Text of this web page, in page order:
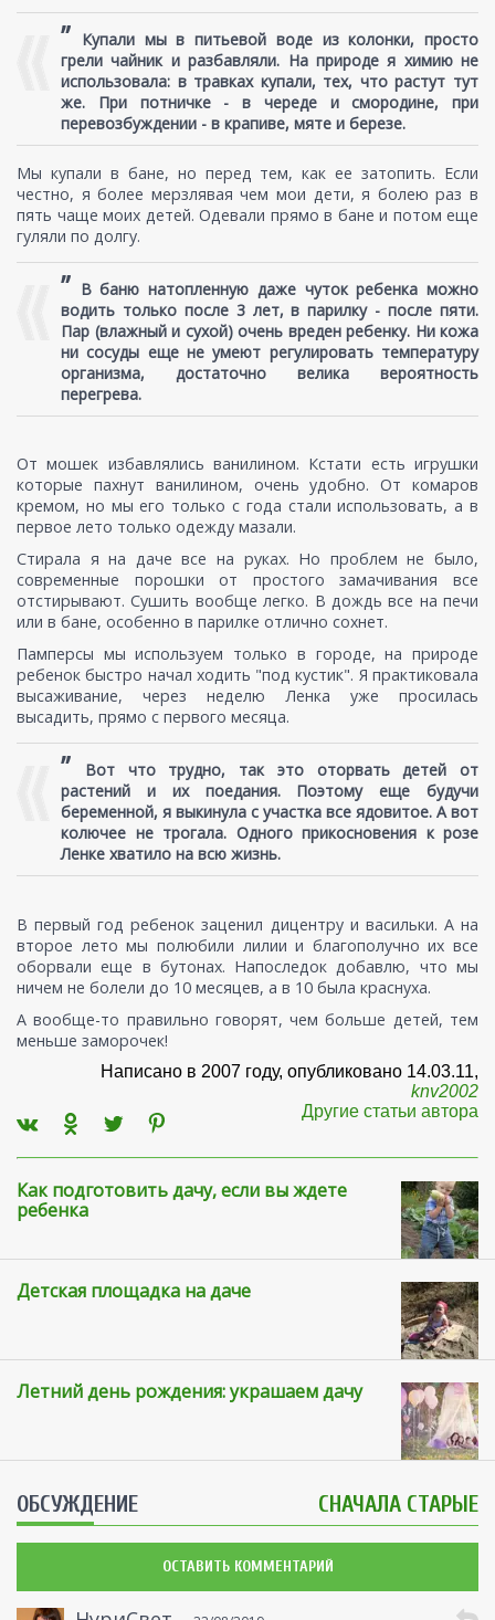
” Купали мы в питьевой воде из колонки, просто
грели чайник и разбавляли. На природе я химию не
использовала: в травках купали, тех, что растут тут
же. При потничке - в череде и смородине, при
перевозбуждении - в крапиве, мяте и березе.
Мы купали в бане, но перед тем, как ее затопить. Если
честно, я более мерзлявая чем мои дети, я болею раз в
пять чаще моих детей. Одевали прямо в бане и потом еще
гуляли по долгу.
” В баню натопленную даже чуток ребенка можно
водить только после 3 лет, в парилку - после пяти.
Пар (влажный и сухой) очень вреден ребенку. Ни кожа
ни сосуды еще не умеют регулировать температуру
организма, достаточно велика вероятность
перегрева.
От мошек избавлялись ванилином. Кстати есть игрушки
которые пахнут ванилином, очень удобно. От комаров
кремом, но мы его только с года стали использовать, а в
первое лето только одежду мазали.
Стирала я на даче все на руках. Но проблем не было,
современные порошки от простого замачивания все
отстирывают. Сушить вообще легко. В дождь все на печи
или в бане, особенно в парилке отлично сохнет.
Памперсы мы используем только в городе, на природе
ребенок быстро начал ходить "под кустик". Я практиковала
высаживание, через неделю Ленка уже просилась
высадить, прямо с первого месяца.
”
Вот что трудно, так это оторвать детей от
растений и их поедания. Поэтому еще будучи
беременной, я выкинула с участка все ядовитое. А вот
колючее не трогала. Одного прикосновения к розе
Ленке хватило на всю жизнь.
В первый год ребенок заценил дицентру и васильки. А на
второе лето мы полюбили лилии и благополучно их все
оборвали еще в бутонах. Напоследок добавлю, что мы
ничем не болели до 10 месяцев, а в 10 была краснуха.
А вообще-то правильно говорят, чем больше детей, тем
меньше заморочек!
Написано в 2007 году, опубликовано 14.03.11,
knv2002
Другие статьи автора
Как подготовить дачу, если вы ждете
ребенка
Детская площадка на даче
Летний день рождения: украшаем дачу
ОБСУЖДЕНИЕ СНАЧАЛА СТАРЫЕ
ОСТАВИТЬ КОММЕНТАРИЙ